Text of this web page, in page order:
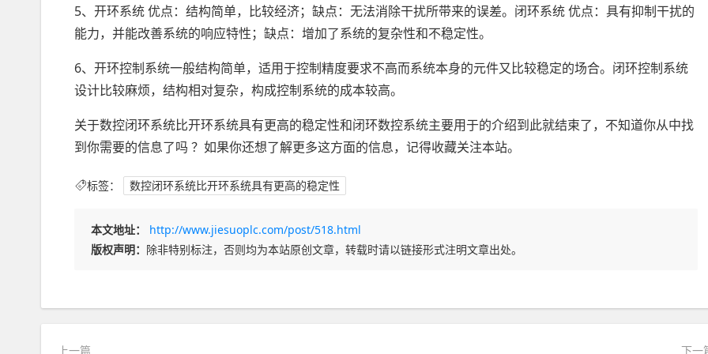
5、开环系统 优点：结构简单，比较经济；缺点：无法消除干扰所带来的误差。闭环系统 优点：具有抑制干扰的
能力，并能改善系统的响应特性；缺点：增加了系统的复杂性和不稳定性。
6、开环控制系统一般结构简单，适用于控制精度要求不高而系统本身的元件又比较稳定的场合。闭环控制系统
设计比较麻烦，结构相对复杂，构成控制系统的成本较高。
关于数控闭环系统比开环系统具有更高的稳定性和闭环数控系统主要用于的介绍到此就结束了，不知道你从中找
到你需要的信息了吗 ？如果你还想了解更多这方面的信息，记得收藏关注本站。
标签： 数控闭环系统比开环系统具有更高的稳定性
本文地址：
http://www.jiesuoplc.com/post/518.html
版权声明： 除非特别标注，否则均为本站原创文章，转载时请以链接形式注明文章出处。
上一篇 下一